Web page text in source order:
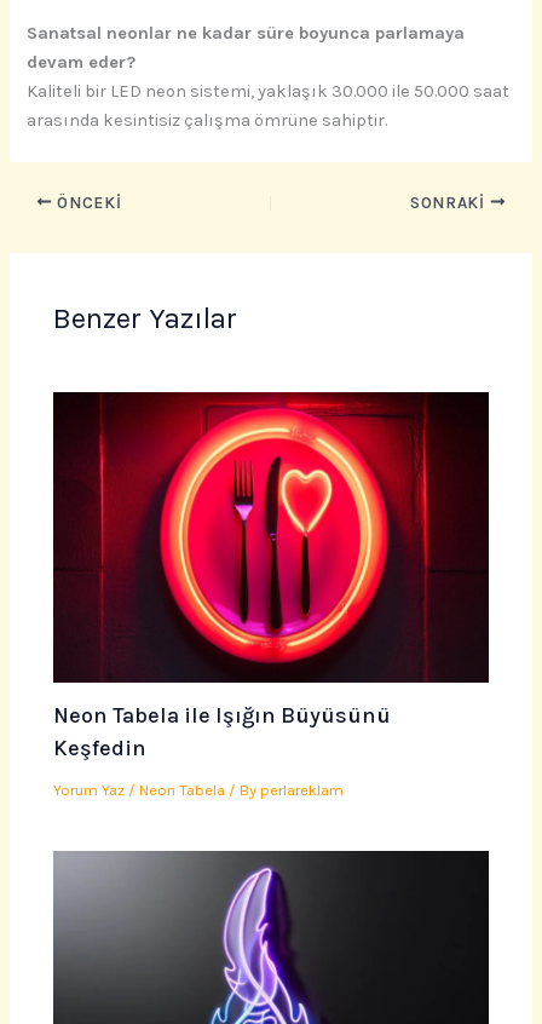
Sanatsal neonlar ne kadar süre boyunca parlamaya
devam eder?
Kaliteli bir LED neon sistemi, yaklaşık 30.000 ile 50.000 saat
arasında kesintisiz çalışma ömrüne sahiptir.
ÖNCEKI SONRAKI
Benzer Yazılar
Neon Tabela ile Işığın Büyüsünü
Keşfedin
Yorum Yaz /Neon Tabela / Byperlareklam